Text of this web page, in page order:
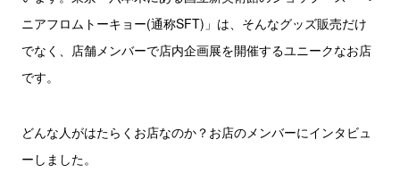
ニアフロムトーキョー(通称SFT)」は、そんなグッズ販売だけ
でなく、店舗メンバーで店内企画展を開催するユニークなお店
です。
どんな人がはたらくお店なのか？お店のメンバーにインタビュ
ーしました。